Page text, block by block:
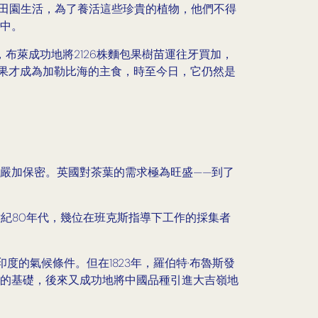
園生活，為了養活這些珍貴的植物，他們不得
。
萊成功地將2126株麵包果樹苗運往牙買加，
成為加勒比海的主食，時至今日，它仍然是
加保密。英國對茶葉的需求極為旺盛——到了
80年代，幾位在班克斯指導下工作的採集者
的氣候條件。但在1823年，羅伯特·布魯斯發
基礎，後來又成功地將中國品種引進大吉嶺地